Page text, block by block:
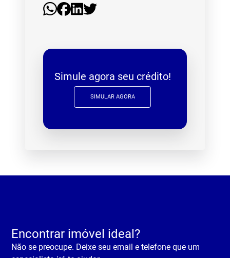
Simule agora seu crédito!
SIMULAR AGORA
Encontrar imóvel ideal?
Não se preocupe. Deixe seu email e telefone que um